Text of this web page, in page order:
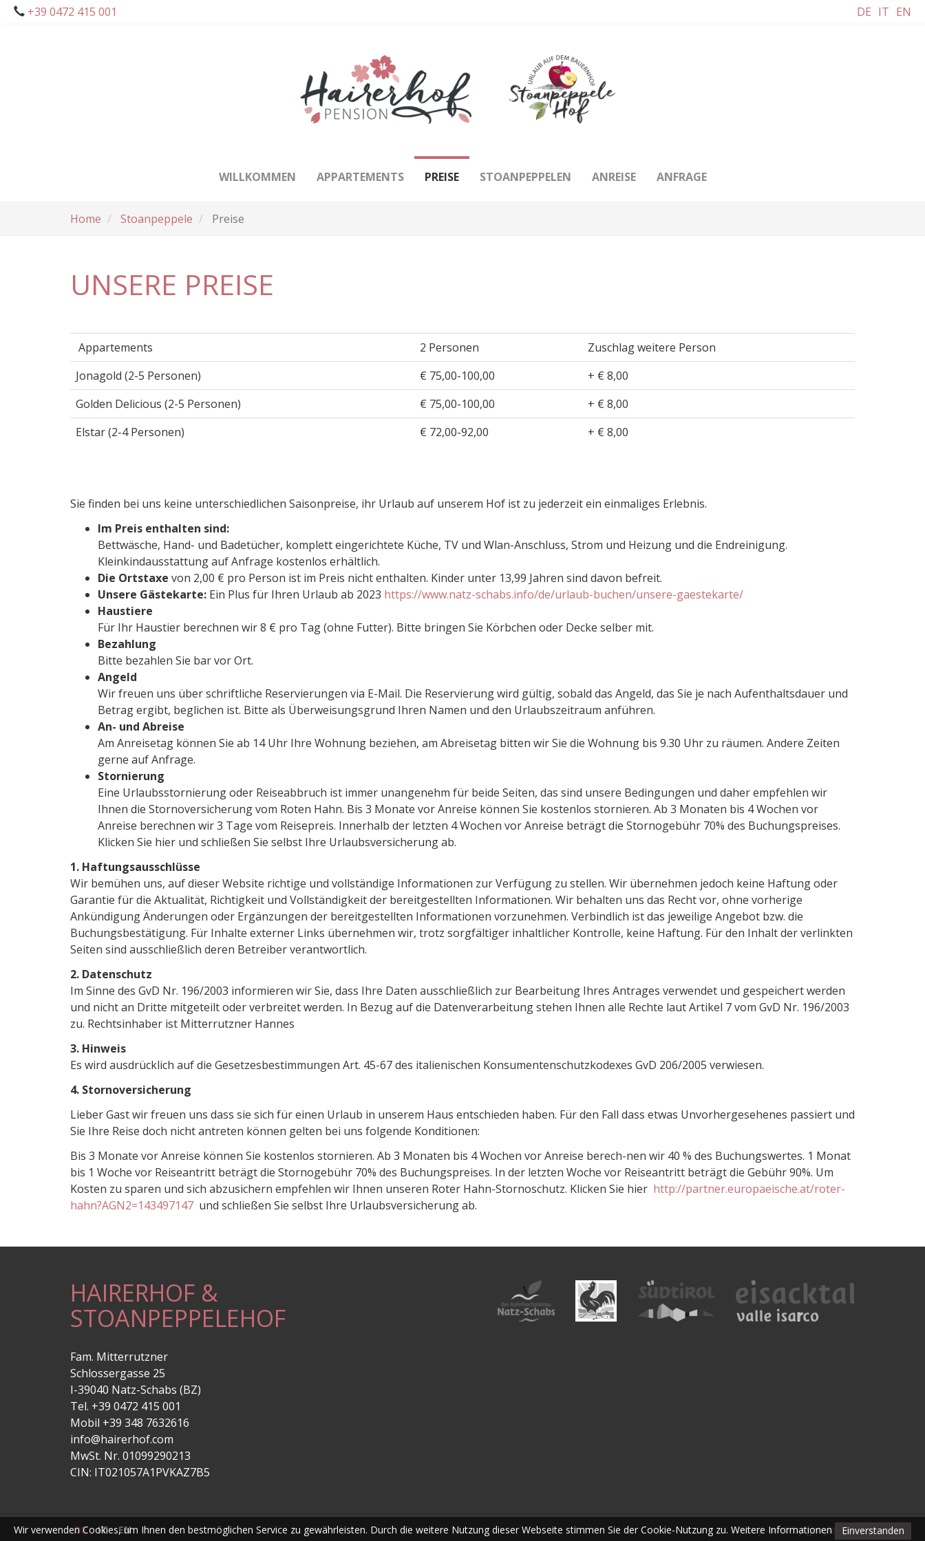
Skip
+39 0472 415 001 DE IT EN
WILLKOMMEN APPARTEMENTS PREISE STOANPEPPELEN ANREISE ANFRAGE
Home Stoanpeppele Preise
UNSERE PREISE
Appartements 2 Personen
Zuschlag weitere Person
Jonagold (2-5 Personen)
€ 75,00-100,00
+ € 8,00
Golden Delicious (2-5 Personen)
€ 75,00-100,00
+ € 8,00
Elstar (2-4 Personen)
€ 72,00-92,00 + € 8,00
Sie finden bei uns keine unterschiedlichen Saisonpreise, ihr Urlaub auf unserem Hof ist zu jederzeit ein einmaliges Erlebnis.
Im Preis enthalten sind:
Bettwäsche, Hand- und Badetücher, komplett eingerichtete Küche, TV und Wlan-Anschluss, Strom und Heizung und die Endreinigung.
Kleinkindausstattung auf Anfrage kostenlos erhältlich.
Die Ortstaxe von 2,00 € pro Person ist im Preis nicht enthalten. Kinder unter 13,99 Jahren sind davon befreit.
Unsere Gästekarte: Ein Plus für Ihren Urlaub ab 2023 https://www.natz-schabs.info/de/urlaub-buchen/unsere-gaestekarte/
Haustiere
Für Ihr Haustier berechnen wir 8 € pro Tag (ohne Futter). Bitte bringen Sie Körbchen oder Decke selber mit.
Bezahlung
Bitte bezahlen Sie bar vor Ort.
Angeld
Wir freuen uns über schriftliche Reservierungen via E-Mail. Die Reservierung wird gültig, sobald das Angeld, das Sie je nach Aufenthaltsdauer und
Betrag ergibt, beglichen ist. Bitte als Überweisungsgrund Ihren Namen und den Urlaubszeitraum anführen.
An- und Abreise
Am Anreisetag können Sie ab 14 Uhr Ihre Wohnung beziehen, am Abreisetag bitten wir Sie die Wohnung bis 9.30 Uhr zu räumen. Andere Zeiten
gerne auf Anfrage.
Stornierung
Eine Urlaubsstornierung oder Reiseabbruch ist immer unangenehm für beide Seiten, das sind unsere Bedingungen und daher empfehlen wir
Ihnen die Stornoversicherung vom Roten Hahn. Bis 3 Monate vor Anreise können Sie kostenlos stornieren. Ab 3 Monaten bis 4 Wochen vor
Anreise berechnen wir 3 Tage vom Reisepreis. Innerhalb der letzten 4 Wochen vor Anreise beträgt die Stornogebühr 70% des Buchungspreises.
Klicken Sie hier und schließen Sie selbst Ihre Urlaubsversicherung ab.
1. Haftungsausschlüsse
Wir bemühen uns, auf dieser Website richtige und vollständige Informationen zur Verfügung zu stellen. Wir übernehmen jedoch keine Haftung oder
Garantie für die Aktualität, Richtigkeit und Vollständigkeit der bereitgestellten Informationen. Wir behalten uns das Recht vor, ohne vorherige
Ankündigung Änderungen oder Ergänzungen der bereitgestellten Informationen vorzunehmen. Verbindlich ist das jeweilige Angebot bzw. die
Buchungsbestätigung. Für Inhalte externer Links übernehmen wir, trotz sorgfältiger inhaltlicher Kontrolle, keine Haftung. Für den Inhalt der verlinkten
Seiten sind ausschließlich deren Betreiber verantwortlich.
2. Datenschutz
Im Sinne des GvD Nr. 196/2003 informieren wir Sie, dass Ihre Daten ausschließlich zur Bearbeitung Ihres Antrages verwendet und gespeichert werden
und nicht an Dritte mitgeteilt oder verbreitet werden. In Bezug auf die Datenverarbeitung stehen Ihnen alle Rechte laut Artikel 7 vom GvD Nr. 196/2003
zu. Rechtsinhaber ist Mitterrutzner Hannes
3. Hinweis
Es wird ausdrücklich auf die Gesetzesbestimmungen Art. 45-67 des italienischen Konsumentenschutzkodexes GvD 206/2005 verwiesen.
4. Stornoversicherung
Lieber Gast wir freuen uns dass sie sich für einen Urlaub in unserem Haus entschieden haben. Für den Fall dass etwas Unvorhergesehenes passiert und
Sie Ihre Reise doch nicht antreten können gelten bei uns folgende Konditionen:
Bis 3 Monate vor Anreise können Sie kostenlos stornieren. Ab 3 Monaten bis 4 Wochen vor Anreise berech-nen wir 40 % des Buchungswertes. 1 Monat
bis 1 Woche vor Reiseantritt beträgt die Stornogebühr 70% des Buchungspreises. In der letzten Woche vor Reiseantritt beträgt die Gebühr 90%. Um
Kosten zu sparen und sich abzusichern empfehlen wir Ihnen unseren Roter Hahn-Stornoschutz. Klicken Sie hier http://partner.europaeische.at/roter-
hahn?AGN2=143497147 und schließen Sie selbst Ihre Urlaubsversicherung ab.
HAIRERHOF &
STOANPEPPELEHOF
Fam. Mitterrutzner
Schlossergasse 25
I-39040 Natz-Schabs (BZ)
Tel. +39 0472 415 001
Mobil +39 348 7632616
info@hairerhof.com
MwSt. Nr. 01099290213
CIN: IT021057A1PVKAZ7B5
DE IT EN Privacy- web bygerryland.it
Wir verwenden Cookies, um Ihnen den bestmöglichen Service zu gewährleisten. Durch die weitere Nutzung dieser Webseite stimmen Sie der Cookie-Nutzung zu. Weitere Informationen Einverstanden